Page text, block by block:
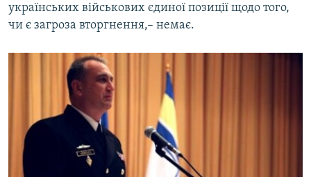
українських військових єдиної позиції щодо того,
чи є загроза вторгнення,– немає.